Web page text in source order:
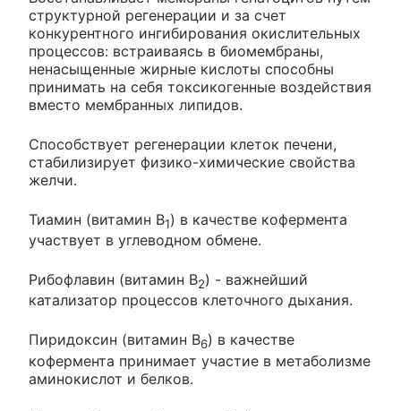
структурной регенерации и за счет
конкурентного ингибирования окислительных
процессов: встраиваясь в биомембраны,
ненасыщенные жирные кислоты способны
принимать на себя токсикогенные воздействия
вместо мембранных липидов.
Способствует регенерации клеток печени,
стабилизирует физико-химические свойства
желчи.
Тиамин (витамин В1) в качестве кофермента
участвует в углеводном обмене.
Рибофлавин (витамин В2) - важнейший
катализатор процессов клеточного дыхания.
Пиридоксин (витамин B6) в качестве
кофермента принимает участие в метаболизме
аминокислот и белков.